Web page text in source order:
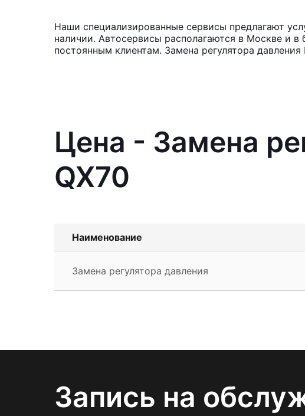
Наши специализированные сервисы предлагают
наличии. Автосервисы располагаются в Москве и
постоянным клиентам. Замена регулятора
Цена - Замена
QX70
Наименование
Замена регулятора давления
Запись на